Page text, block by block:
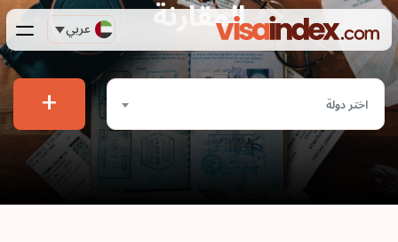
عربي المقارنة
اختر دولة +